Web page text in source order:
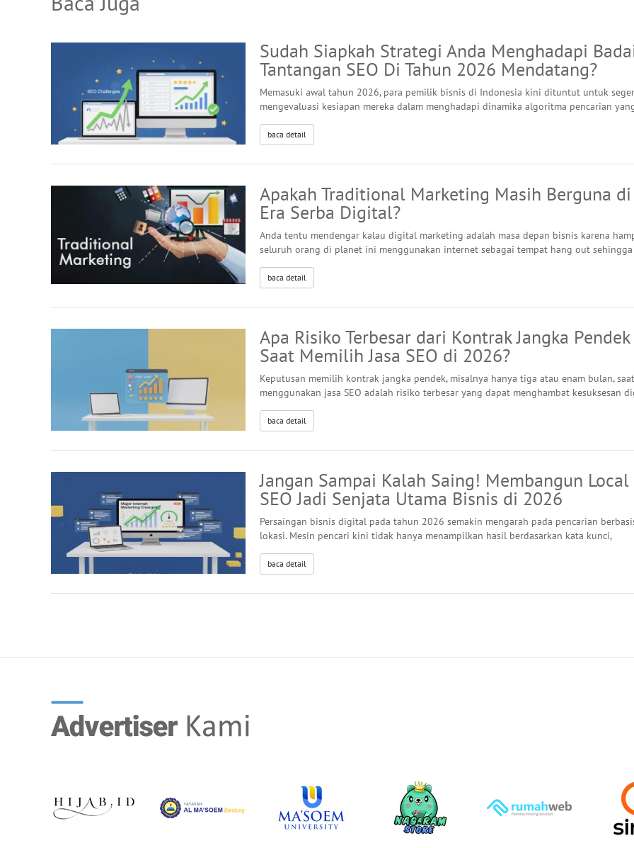
Sudah Siapkah Strategi Anda Menghadapi
Tantangan SEO Di Tahun 2026 Mendatang?
Memasuki awal tahun 2026, para pemilik bisnis di Indonesia kini dituntut untuk
mengevaluasi kesiapan mereka dalam menghadapi dinamika algoritma pencarian
baca detail
Apakah Traditional Marketing Masih Berguna di
Era Serba Digital?
Anda tentu mendengar kalau digital marketing adalah masa depan bisnis karena
seluruh orang di planet ini menggunakan internet sebagai tempat hang out sehingga
baca detail
Apa Risiko Terbesar dari Kontrak Jangka Pendek
Saat Memilih Jasa SEO di 2026?
Keputusan memilih kontrak jangka pendek, misalnya hanya tiga atau enam bulan, saat
menggunakan jasa SEO adalah risiko terbesar yang dapat menghambat kesuksesan
baca detail
Jangan Sampai Kalah Saing! Membangun Local
SEO Jadi Senjata Utama Bisnis di 2026
Persaingan bisnis digital pada tahun 2026 semakin mengarah pada pencarian
lokasi. Mesin pencari kini tidak hanya menampilkan hasil berdasarkan kata kunci,
baca detail